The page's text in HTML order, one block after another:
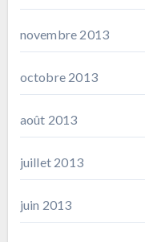
novembre 2013
octobre 2013
août 2013
juillet 2013
juin 2013